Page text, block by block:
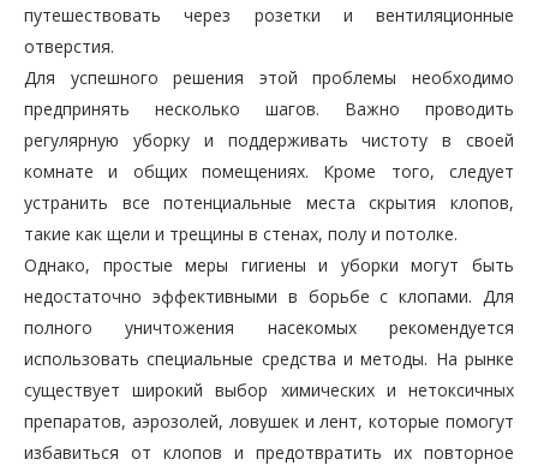
путешествовать через розетки и вентиляционные
отверстия.
Для успешного решения этой проблемы необходимо
предпринять несколько шагов. Важно проводить
регулярную уборку и поддерживать чистоту в своей
комнате и общих помещениях. Кроме того, следует
устранить все потенциальные места скрытия клопов,
такие как щели и трещины в стенах, полу и потолке.
Однако, простые меры гигиены и уборки могут быть
недостаточно эффективными в борьбе с клопами. Для
полного уничтожения насекомых рекомендуется
использовать специальные средства и методы. На рынке
существует широкий выбор химических и нетоксичных
препаратов, аэрозолей, ловушек и лент, которые помогут
избавиться от клопов и предотвратить их повторное